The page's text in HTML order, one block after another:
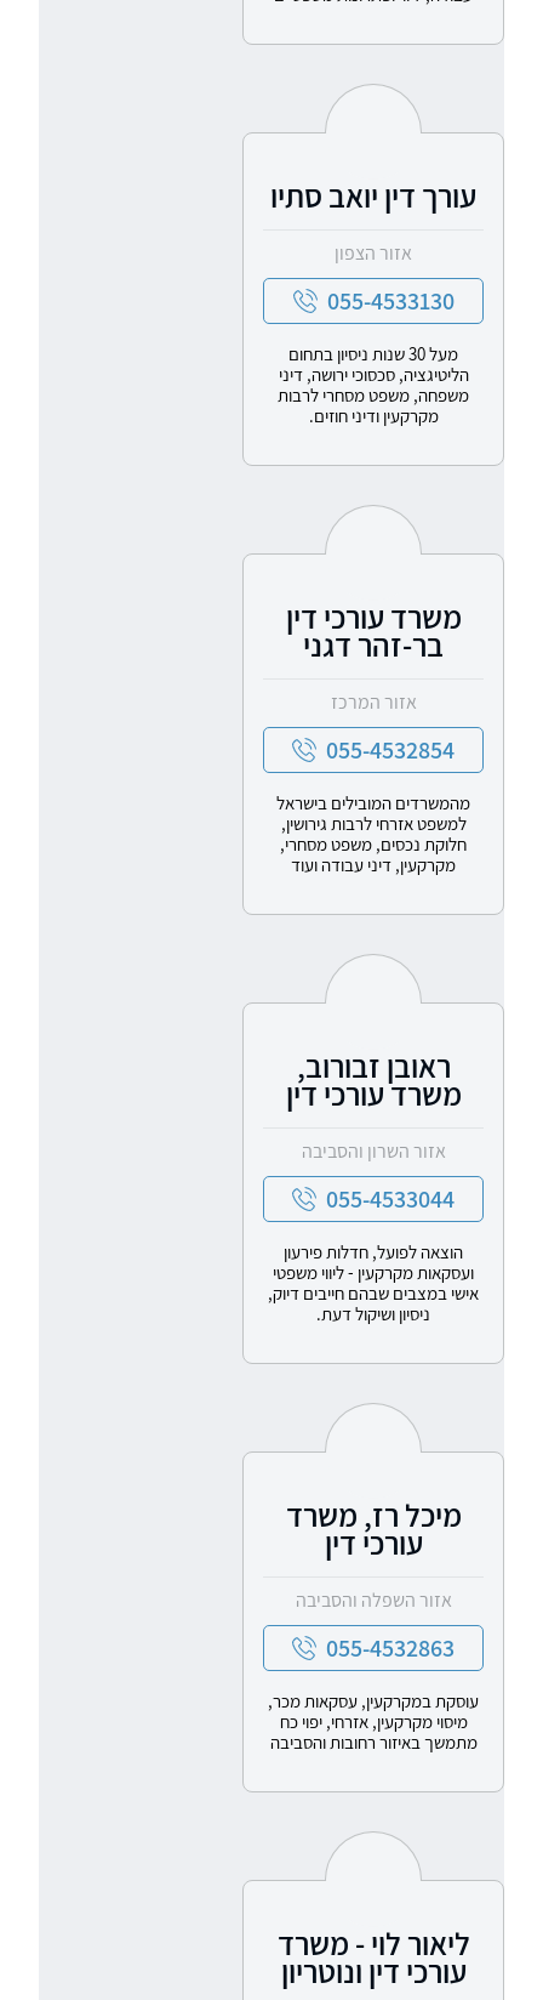
עורך דין יואב סתיו
אזור הצפון
055-4533130
מעל 30 שנות ניסיון בתחום
הליטיגציה, סכסוכי ירושה, דיני
משפחה, משפט מסחרי לרבות
מקרקעין ודיני חוזים.
משרד עורכי דין
בר-זהר דגני
אזור המרכז
055-4532854
מהמשרדים המובילים בישראל
למשפט אזרחי לרבות גירושין,
חלוקת נכסים, משפט מסחרי,
מקרקעין, דיני עבודה ועוד
ראובן זבורוב,
משרד עורכי דין
אזור השרון והסביבה
055-4533044
הוצאה לפועל, חדלות פירעון
ועסקאות מקרקעין - ליווי משפטי
אישי במצבים שבהם חייבים דיוק,
ניסיון ושיקול דעת.
מיכל רז, משרד
עורכי דין
אזור השפלה והסביבה
055-4532863
עוסקת במקרקעין, עסקאות מכר,
מיסוי מקרקעין, אזרחי, יפוי כח
מתמשך באיזור רחובות והסביבה
ליאור לוי - משרד
עורכי דין ונוטריון